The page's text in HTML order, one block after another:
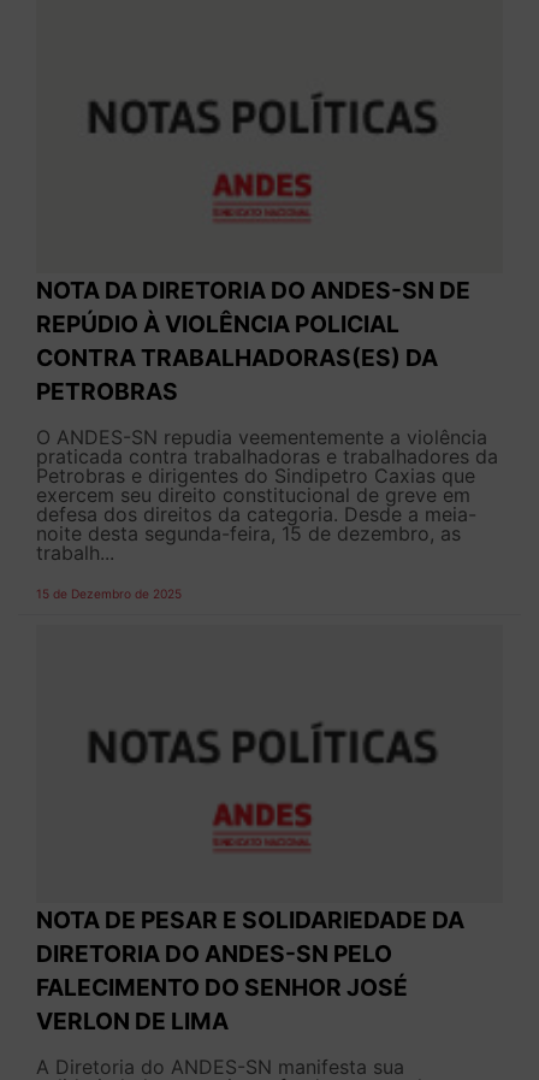
NOTA DA DIRETORIA DO ANDES-SN DE
REPÚDIO À VIOLÊNCIA POLICIAL
CONTRA TRABALHADORAS(ES) DA
PETROBRAS
O ANDES-SN repudia veementemente a violência
praticada contra trabalhadoras e trabalhadores da
Petrobras e dirigentes do Sindipetro Caxias que
exercem seu direito constitucional de greve em
defesa dos direitos da categoria. Desde a meia-
noite desta segunda-feira, 15 de dezembro, as
trabalh...
15 de Dezembro de 2025
NOTA DE PESAR E SOLIDARIEDADE DA
DIRETORIA DO ANDES-SN PELO
FALECIMENTO DO SENHOR JOSÉ
VERLON DE LIMA
A Diretoria do ANDES-SN manifesta sua